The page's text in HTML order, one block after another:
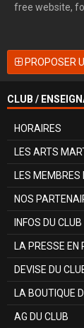
free website,
PROPOSER
CLUB /
HORAIRES
LES ARTS
LES MEMBRES
NOS
INFOS DU CLUB
LA PRESSE EN
DEVISE DU
LA BOUTIQUE
AG DU CLUB